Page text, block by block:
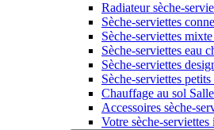
Radiateur sèche-
Sèche-serviettes
Sèche-serviettes mixte
Sèche-serviettes eau
Sèche-serviettes
Sèche-serviettes petits
Chauffage au sol
Accessoires sèche-
Votre sèche-